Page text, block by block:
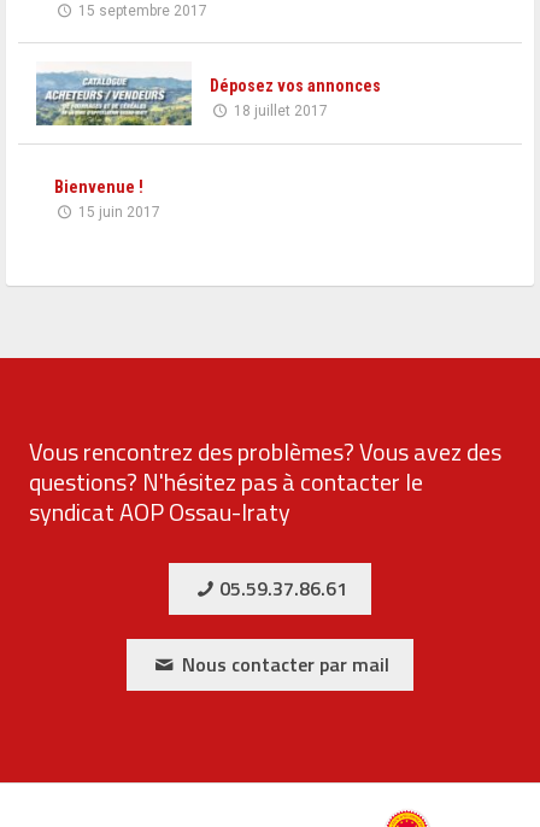
15 septembre 2017
Déposez vos annonces
18 juillet 2017
Bienvenue !
15 juin 2017
Vous rencontrez des problèmes? Vous avez des
questions? N'hésitez pas à contacter le
syndicat AOP Ossau-Iraty
05.59.37.86.61
Nous contacter par mail